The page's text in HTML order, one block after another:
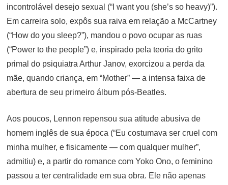
incontrolável desejo sexual (“I want you (she’s so heavy)”).
Em carreira solo, expôs sua raiva em relação a McCartney
(“How do you sleep?”), mandou o povo ocupar as ruas
(“Power to the people”) e, inspirado pela teoria do grito
primal do psiquiatra Arthur Janov, exorcizou a perda da
mãe, quando criança, em “Mother” — a intensa faixa de
abertura de seu primeiro álbum pós-Beatles.
Aos poucos, Lennon repensou sua atitude abusiva de
homem inglês de sua época (“Eu costumava ser cruel com
minha mulher, e fisicamente — com qualquer mulher”,
admitiu) e, a partir do romance com Yoko Ono, o feminino
passou a ter centralidade em sua obra. Ele não apenas